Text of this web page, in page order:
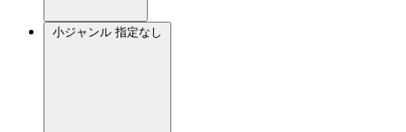
小ジャンル 指定なし